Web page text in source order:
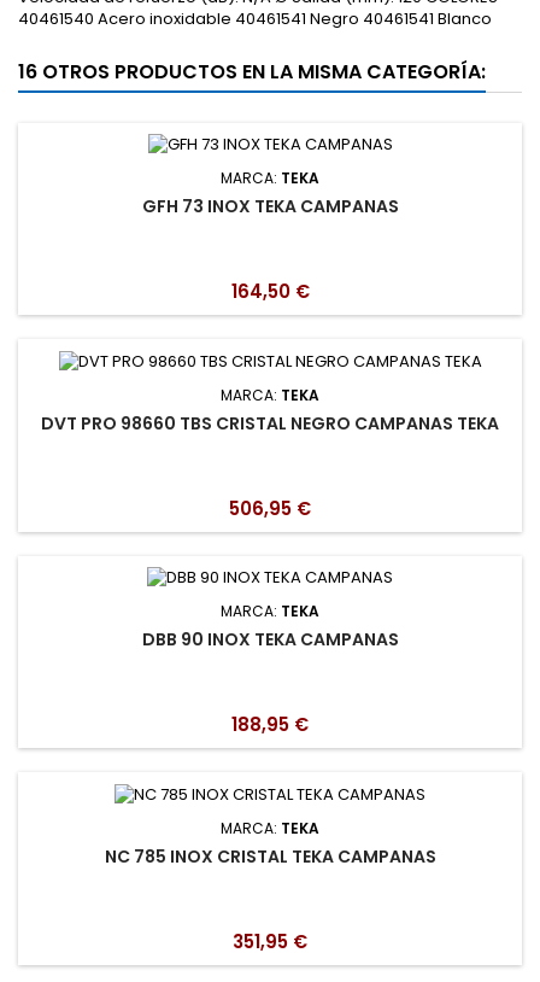
40461540 Acero inoxidable 40461541 Negro 40461541 Blanco
16 OTROS PRODUCTOS EN LA MISMA CATEGORÍA:
MARCA: TEKA
GFH 73 INOX TEKA CAMPANAS
164,50 €
MARCA: TEKA
DVT PRO 98660 TBS CRISTAL NEGRO CAMPANAS TEKA
506,95 €
MARCA: TEKA
DBB 90 INOX TEKA CAMPANAS
188,95 €
MARCA: TEKA
NC 785 INOX CRISTAL TEKA CAMPANAS
351,95 €